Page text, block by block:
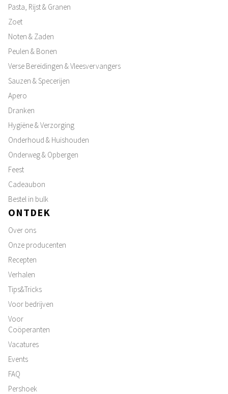
Pasta, Rijst & Granen
Zoet
Noten & Zaden
Peulen & Bonen
Verse Bereidingen & Vleesvervangers
Sauzen & Specerijen
Apero
Dranken
Hygiëne & Verzorging
Onderhoud & Huishouden
Onderweg & Opbergen
Feest
Cadeaubon
Bestel in bulk
ONTDEK
Over ons
Onze producenten
Recepten
Verhalen
Tips&Tricks
Voor bedrijven
Voor
Coöperanten
Vacatures
Events
FAQ
Pershoek